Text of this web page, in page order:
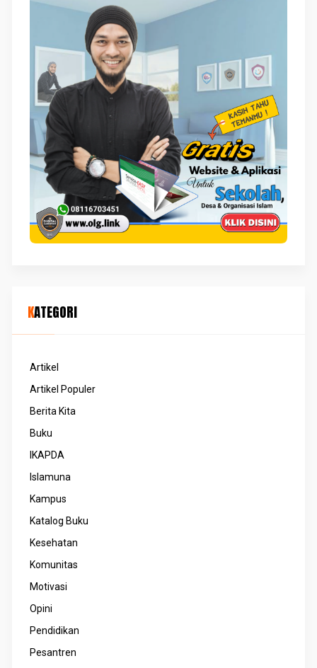
KATEGORI
Artikel
Artikel Populer
Berita Kita
Buku
IKAPDA
Islamuna
Kampus
Katalog Buku
Kesehatan
Komunitas
Motivasi
Opini
Pendidikan
Pesantren